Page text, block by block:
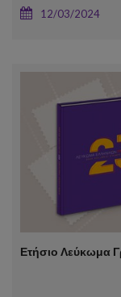
12/03/2024
Ετήσιο Λεύκωμα